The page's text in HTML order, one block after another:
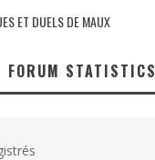
ET DUELS DE MAUX
FORUM STATISTICS